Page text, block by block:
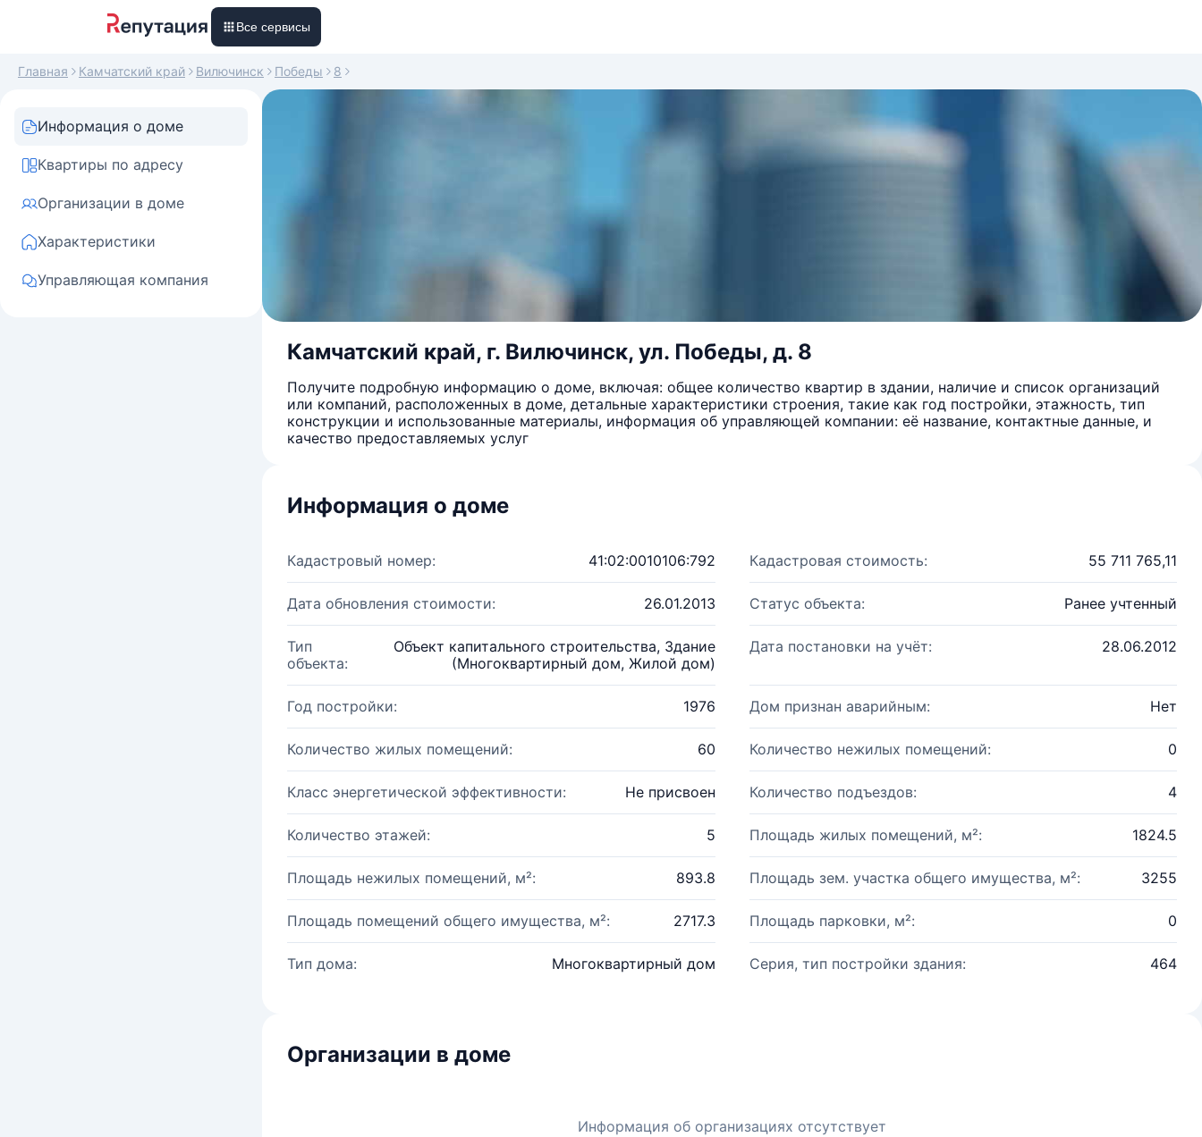
Все сервисы
Главная Камчатский край Вилючинск Победы 8
Информация о доме
Квартиры по адресу
Организации в доме
Характеристики
Управляющая компания
Камчатский край, г. Вилючинск, ул. Победы, д. 8
Получите подробную информацию о доме, включая: общее количество квартир в здании, наличие и список организаций
или компаний, расположенных в доме, детальные характеристики строения, такие как год постройки, этажность, тип
конструкции и использованные материалы, информация об управляющей компании: её название, контактные данные, и
качество предоставляемых услуг
Информация о доме
Кадастровый номер: 41:02:0010106:792 Кадастровая стоимость: 55 711 765,11
Дата обновления стоимости: 26.01.2013 Статус объекта: Ранее учтенный
Тип
объекта:
Объект капитального строительства, Здание
(Многоквартирный дом, Жилой дом)
Дата постановки на учёт: 28.06.2012
Год постройки: 1976 Дом признан аварийным: Нет
Количество жилых помещений: 60 Количество нежилых помещений: 0
Класс энергетической эффективности: Не присвоен Количество подъездов: 4
Количество этажей: 5 Площадь жилых помещений, м²: 1824.5
Площадь нежилых помещений, м²: 893.8 Площадь зем. участка общего имущества, м²: 3255
Площадь помещений общего имущества, м²: 2717.3 Площадь парковки, м²: 0
Тип дома: Многоквартирный дом Серия, тип постройки здания: 464
Организации в доме
Информация об организациях отсутствует